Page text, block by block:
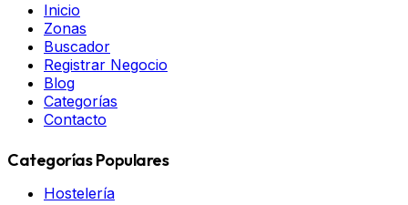
Inicio
Zonas
Buscador
Registrar Negocio
Blog
Categorías
Contacto
Categorías Populares
Hostelería